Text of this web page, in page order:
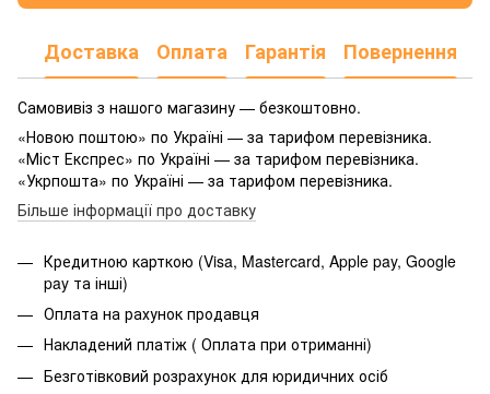
Доставка Оплата Гарантія Повернення
Самовивіз з нашого магазину — безкоштовно.
«Новою поштою» по Україні — за тарифом перевізника.
«Міст Експрес» по Україні — за тарифом перевізника.
«Укрпошта» по Україні — за тарифом перевізника.
Більше інформації про доставку
Кредитною карткою (Visa, Mastercard, Apple pay, Google
pay та інші)
Оплата на рахунок продавця
Накладений платіж ( Оплата при отриманні)
Безготівковий розрахунок для юридичних осіб